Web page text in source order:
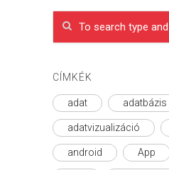
CÍMKÉK
adat adatbázis
adatvizualizáció
android App